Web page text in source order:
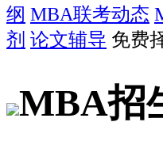
纲 MBA联考动态
剂 论文辅导 免费
MBA招